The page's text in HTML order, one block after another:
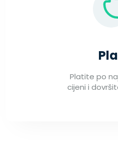
Platite po
cijeni i